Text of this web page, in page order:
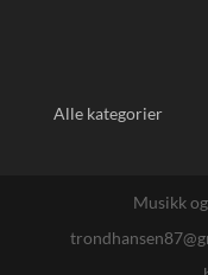
Alle kategorier
Musikk